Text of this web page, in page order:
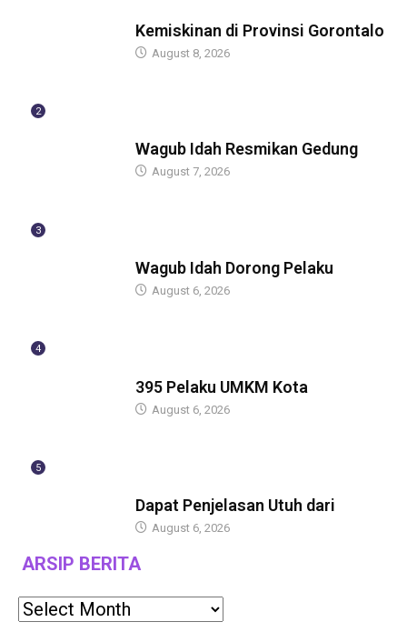
Kemiskinan di Provinsi Gorontalo
August 8, 2026
2
Wagub Idah Resmikan Gedung
August 7, 2026
3
Wagub Idah Dorong Pelaku
August 6, 2026
4
395 Pelaku UMKM Kota
August 6, 2026
5
Dapat Penjelasan Utuh dari
August 6, 2026
ARSIP BERITA